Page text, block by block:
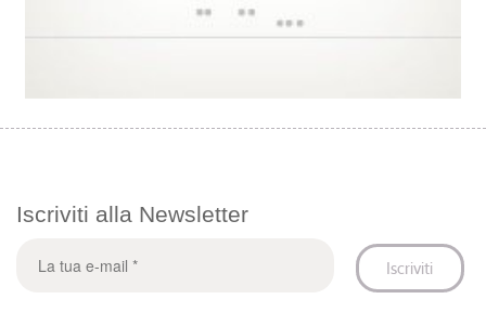
Iscriviti alla Newsletter